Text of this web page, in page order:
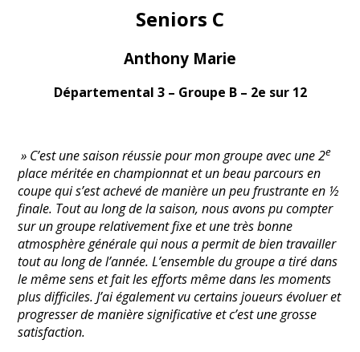
Seniors C
Anthony Marie
Départemental 3 – Groupe B – 2e sur 12
» C’est une saison réussie pour mon groupe avec une 2e
place méritée en championnat et un beau parcours en
coupe qui s’est achevé de manière un peu frustrante en ½
finale. Tout au long de la saison, nous avons pu compter
sur un groupe relativement fixe et une très bonne
atmosphère générale qui nous a permit de bien travailler
tout au long de l’année. L’ensemble du groupe a tiré dans
le même sens et fait les efforts même dans les moments
plus difficiles. J’ai également vu certains joueurs évoluer et
progresser de manière significative et c’est une grosse
satisfaction.